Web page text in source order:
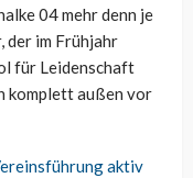
04 mehr denn je
der im Frühjahr
für Leidenschaft
komplett außen vor
aktiv